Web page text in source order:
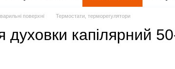
поверхні Термостати, терморегулятори
капілярний